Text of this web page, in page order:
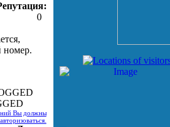
0
номер.
Вы должны